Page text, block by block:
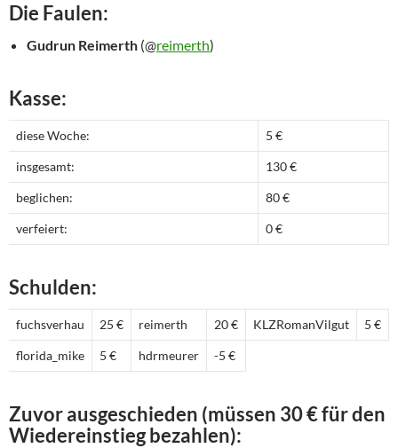
Die Faulen:
Gudrun Reimerth (@reimerth)
Kasse:
diese Woche: 5 €
insgesamt: 130 €
beglichen: 80 €
verfeiert: 0 €
Schulden:
fuchsverhau 25 € reimerth 20 € KLZRomanVilgut 5 €
florida_mike 5 € hdrmeurer -5 €
Zuvor ausgeschieden (müssen 30 € für den
Wiedereinstieg bezahlen):